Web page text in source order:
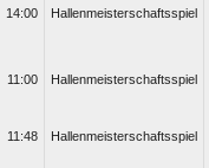
14:00 Hallenmeisterschaftsspiel
11:00 Hallenmeisterschaftsspiel
11:48 Hallenmeisterschaftsspiel